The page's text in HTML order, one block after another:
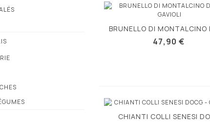
Vue rapide
BRUNELLO DI MONTALCINO
47,90 €
Vue rapide
CHIANTI COLLI SENESI